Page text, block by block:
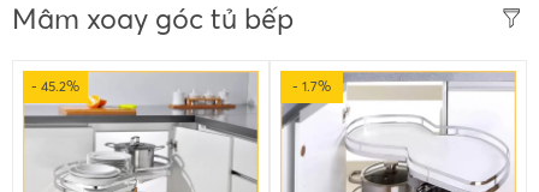
Mâm xoay góc tủ bếp
- 45.2% - 1.7%